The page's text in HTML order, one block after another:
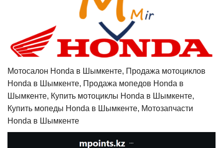
Мотосалон Honda в Шымкенте, Продажа мотоциклов
Honda в Шымкенте, Продажа мопедов Honda в
Шымкенте, Купить мотоциклы Honda в Шымкенте,
Купить мопеды Honda в Шымкенте, Мотозапчасти
Honda в Шымкенте